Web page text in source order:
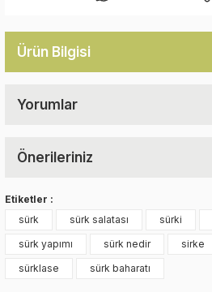
Ürün Bilgisi
Yorumlar
Önerileriniz
Etiketler :
sürk
sürk salatası sürki
sürk yapımı
sürk nedir sirke
sürklase
sürk baharatı